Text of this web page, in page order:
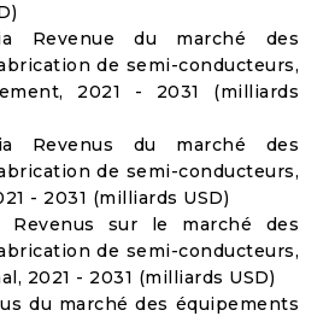
Revenue du marché des
de semi-conducteurs,
2021 - 2031 (milliards
Revenus du marché des
de semi-conducteurs,
- 2031 (milliards USD)
Revenus sur le marché des
de semi-conducteurs,
2021 - 2031 (milliards USD)
du marché des équipements